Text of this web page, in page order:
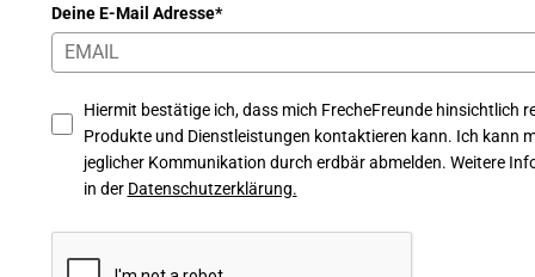
Deine E-Mail Adresse*
Hiermit bestätige ich, dass mich FrecheFreunde hinsichtlich
Produkte und Dienstleistungen kontaktieren kann. Ich kann
jeglicher Kommunikation durch erdbär abmelden. Weitere
in der Datenschutzerklärung.